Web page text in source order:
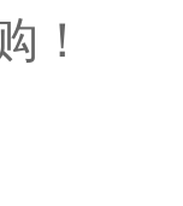
！